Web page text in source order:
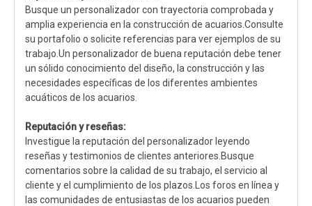
Busque un personalizador con trayectoria comprobada y
amplia experiencia en la construcción de acuarios.Consulte
su portafolio o solicite referencias para ver ejemplos de su
trabajo.Un personalizador de buena reputación debe tener
un sólido conocimiento del diseño, la construcción y las
necesidades específicas de los diferentes ambientes
acuáticos de los acuarios.
Reputación y reseñas:
Investigue la reputación del personalizador leyendo
reseñas y testimonios de clientes anteriores.Busque
comentarios sobre la calidad de su trabajo, el servicio al
cliente y el cumplimiento de los plazos.Los foros en línea y
las comunidades de entusiastas de los acuarios pueden